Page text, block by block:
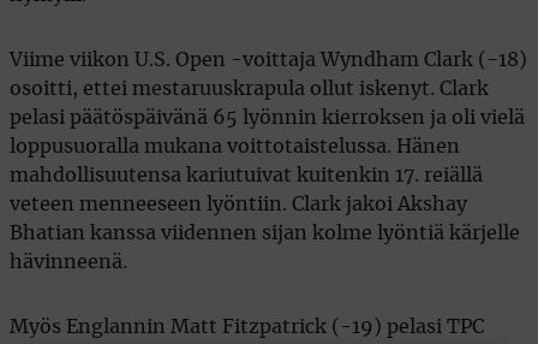
Viime viikon U.S. Open -voittaja Wyndham Clark (-18)
osoitti, ettei mestaruuskrapula ollut iskenyt. Clark
pelasi päätöspäivänä 65 lyönnin kierroksen ja oli vielä
loppusuoralla mukana voittotaistelussa. Hänen
mahdollisuutensa kariutuivat kuitenkin 17. reiällä
veteen menneeseen lyöntiin. Clark jakoi Akshay
Bhatian kanssa viidennen sijan kolme lyöntiä kärjelle
hävinneenä.
Myös Englannin Matt Fitzpatrick (-19) pelasi TPC